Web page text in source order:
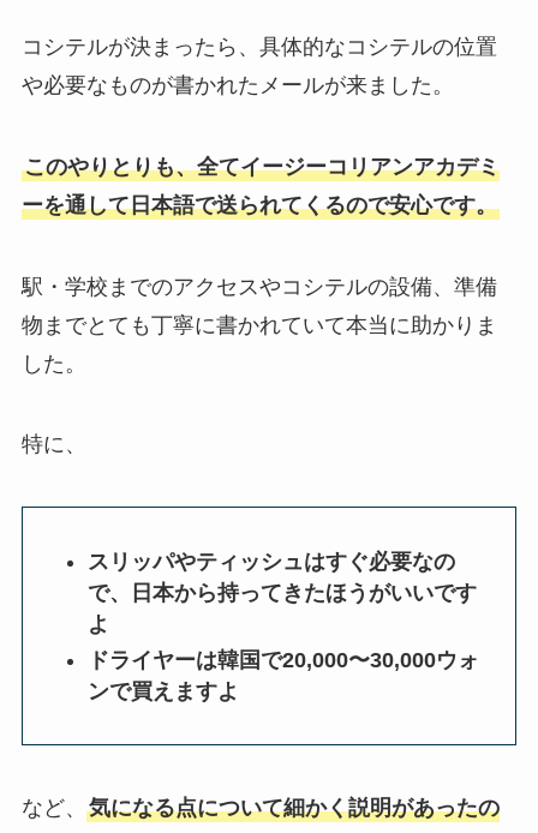
コシテルが決まったら、具体的なコシテルの位置
や必要なものが書かれたメールが来ました。
このやりとりも、全てイージーコリアンアカデミ
ーを通して日本語で送られてくるので安心です。
駅・学校までのアクセスやコシテルの設備、準備
物までとても丁寧に書かれていて本当に助かりま
した。
特に、
スリッパやティッシュはすぐ必要なの
で、日本から持ってきたほうがいいです
よ
ドライヤーは韓国で20,000〜30,000ウォ
ンで買えますよ
など、 気になる点について細かく説明があったの